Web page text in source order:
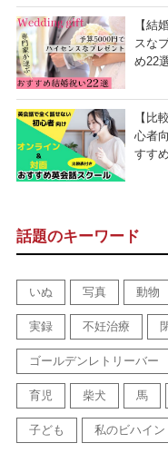
【結
スな
め22
【比
心者
すす
話題のキーワード
いぬ 写真 動物
実録 不妊治療
ゴールデンレトリーバー
育児 柴犬 馬
子ども 私のビハイ